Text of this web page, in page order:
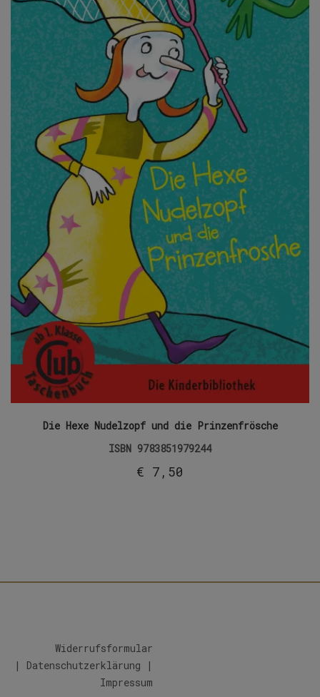
Die Hexe Nudelzopf und die Prinzenfrösche
ISBN 9783851979244
€ 7,50
Widerrufsformular
| Datenschutzerklärung |
Impressum